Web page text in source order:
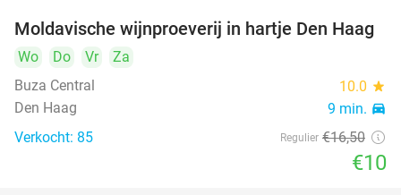
39%
Moldavische wijnproeverij in hartje Den Haag
Wo Do Vr
Za
Buza Central
10.0 star
Den Haag 9 min. directions_car
Verkocht: 85 Regulier €16,50
€10